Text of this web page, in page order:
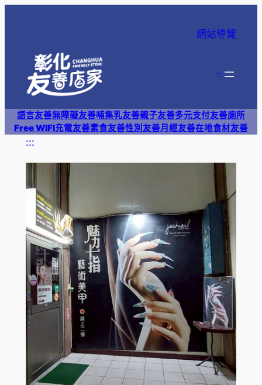
網站導覽
:::
語言友善無障礙友善哺集乳友善親子友善多元支付友善廁所
Free WIFI充電友善素食友善性別友善月經友善在地食材友善
:::